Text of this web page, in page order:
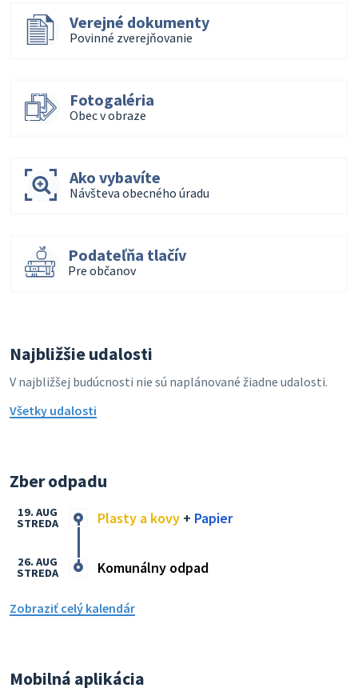
Verejné dokumenty
Povinné zverejňovanie
Fotogaléria
Obec v obraze
Ako vybavíte
Návšteva obecného úradu
Podateľňa tlačív
Pre občanov
Najbližšie udalosti
V najbližšej budúcnosti nie sú naplánované žiadne udalosti.
Všetky udalosti
Zber odpadu
Plasty a kovy + Papier
19. AUG
STREDA
Komunálny odpad
26. AUG
STREDA
Zobraziť celý kalendár
Mobilná aplikácia